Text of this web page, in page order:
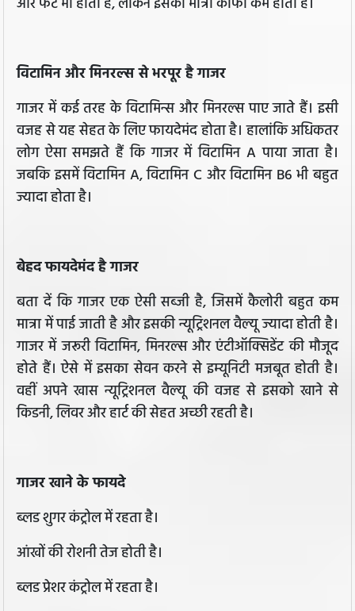
विटामिन और मिनरल्स से भरपूर है गाजर
गाजर में कई तरह के विटामिन्स और मिनरल्स पाए जाते हैं। इसी
वजह से यह सेहत के लिए फायदेमंद होता है। हालांकि अधिकतर
लोग ऐसा समझते हैं कि गाजर में विटामिन A पाया जाता है।
जबकि इसमें विटामिन A, विटामिन C और विटामिन B6 भी बहुत
ज्यादा होता है।
बेहद फायदेमंद है गाजर
बता दें कि गाजर एक ऐसी सब्जी है, जिसमें कैलोरी बहुत कम
मात्रा में पाई जाती है और इसकी न्यूट्रिशनल वैल्यू ज्यादा होती है।
गाजर में जरूरी विटामिन, मिनरल्स और एंटीऑक्सिडेंट की मौजूद
होते हैं। ऐसे में इसका सेवन करने से इम्यूनिटी मजबूत होती है।
वहीं अपने खास न्यूट्रिशनल वैल्यू की वजह से इसको खाने से
किडनी, लिवर और हार्ट की सेहत अच्छी रहती है।
गाजर खाने के फायदे
ब्लड शुगर कंट्रोल में रहता है।
आंखों की रोशनी तेज होती है।
ब्लड प्रेशर कंट्रोल में रहता है।